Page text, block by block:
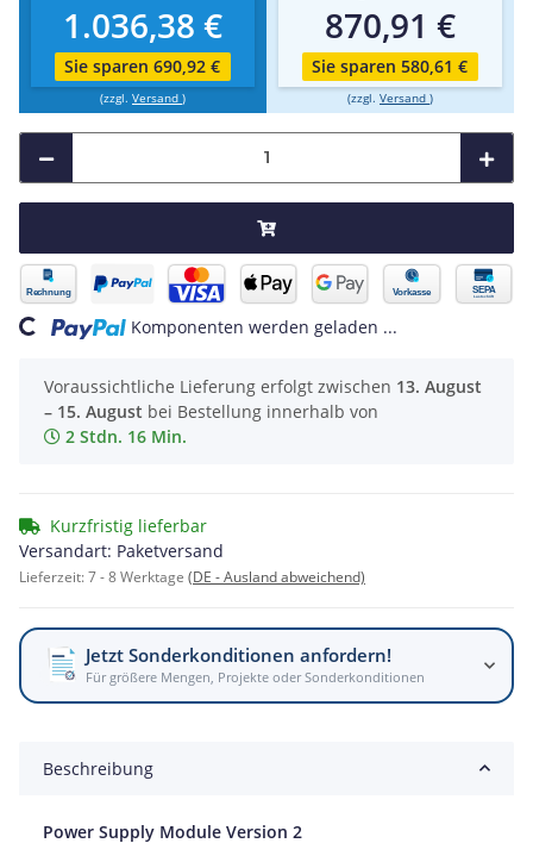
1.036,38 €
Sie sparen 690,92 €
(zzgl. Versand )
870,91 €
Sie sparen 580,61 €
(zzgl. Versand )
Komponenten werden geladen ...
Voraussichtliche Lieferung erfolgt zwischen 13. August
– 15. August bei Bestellung innerhalb von
2 Stdn. 16 Min.
Kurzfristig lieferbar
Versandart: Paketversand
Lieferzeit:7 - 8 Werktage (DE - Ausland abweichend)
Jetzt Sonderkonditionen anfordern!
Für größere Mengen, Projekte oder Sonderkonditionen
Beschreibung
Power Supply Module Version 2